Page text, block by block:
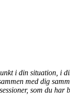
i din situation, i
med dig
som du har